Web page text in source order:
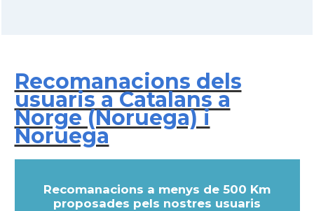
Recomanacions dels
usuaris a Catalans a
Norge (Noruega) i
Noruega
Recomanacions a menys de 500 Km
proposades pels nostres usuaris